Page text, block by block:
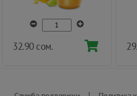
32.90 сом.